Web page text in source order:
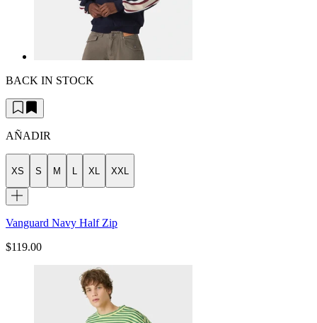
BACK IN STOCK
AÑADIR
XS S M L XL XXL
Vanguard Navy Half Zip
$119.00